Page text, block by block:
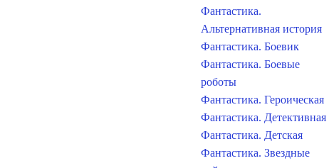
Фантастика.
Альтернативная история
Фантастика. Боевик
Фантастика. Боевые
роботы
Фантастика. Героическая
Фантастика. Детективная
Фантастика. Детская
Фантастика. Звездные